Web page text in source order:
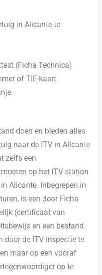
in Alicante te
(Ficha Technica)
of TIE-kaart
doen en bieden alles
naar de ITV in Alicante
zelfs een
op het ITV-station
Alicante. Inbegrepen in
is een door Ficha
(certificaat van
en een bestand
door de ITV-inspectie te
maar op een vooraf
op te